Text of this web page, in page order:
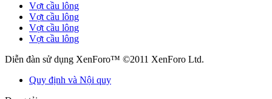
Vợt cầu lông
Vợt cầu lông
Vợt cầu lông
Vợt cầu lông
Diễn đàn sử dụng XenForo™ ©2011 XenForo Ltd.
Quy định và Nội quy